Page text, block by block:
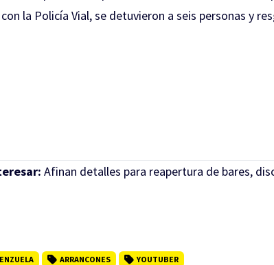
la Policía Vial, se detuvieron a seis personas y
Afinan detalles para reapertura de bares,
ARRANCONES YOUTUBER